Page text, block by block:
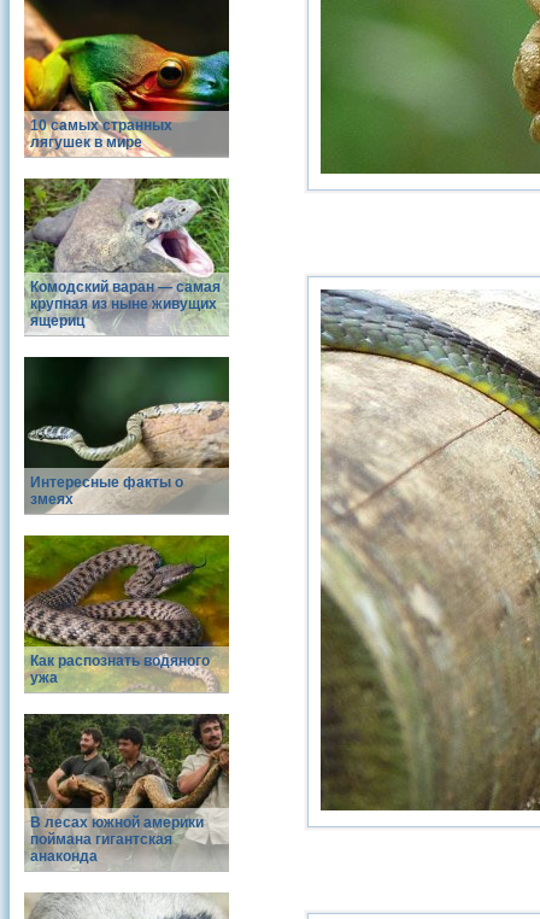
10 самых странных
лягушек в мире
Комодский варан — самая
крупная из ныне живущих
ящериц
Интересные факты о
змеях
Как распознать водяного
ужа
В лесах южной америки
поймана гигантская
анаконда